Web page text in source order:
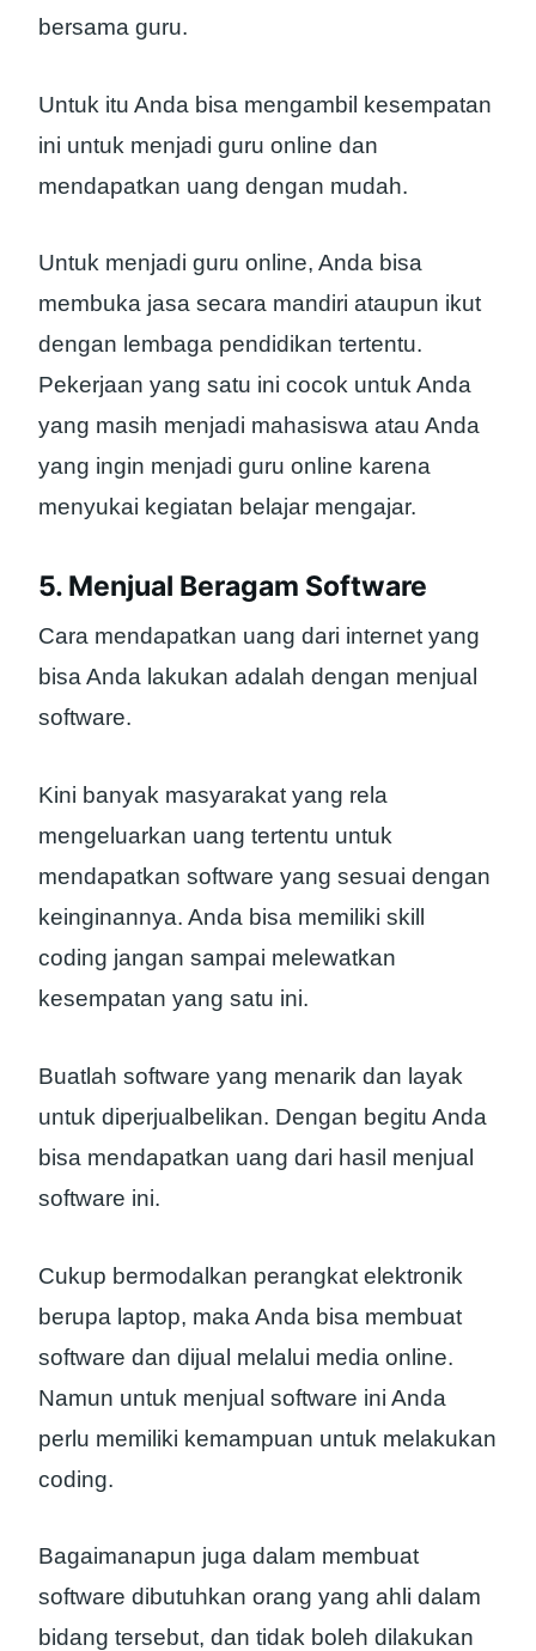
bersama guru.
Untuk itu Anda bisa mengambil kesempatan
ini untuk menjadi guru online dan
mendapatkan uang dengan mudah.
Untuk menjadi guru online, Anda bisa
membuka jasa secara mandiri ataupun ikut
dengan lembaga pendidikan tertentu.
Pekerjaan yang satu ini cocok untuk Anda
yang masih menjadi mahasiswa atau Anda
yang ingin menjadi guru online karena
menyukai kegiatan belajar mengajar.
5. Menjual Beragam Software
Cara mendapatkan uang dari internet yang
bisa Anda lakukan adalah dengan menjual
software.
Kini banyak masyarakat yang rela
mengeluarkan uang tertentu untuk
mendapatkan software yang sesuai dengan
keinginannya. Anda bisa memiliki skill
coding jangan sampai melewatkan
kesempatan yang satu ini.
Buatlah software yang menarik dan layak
untuk diperjualbelikan. Dengan begitu Anda
bisa mendapatkan uang dari hasil menjual
software ini.
Cukup bermodalkan perangkat elektronik
berupa laptop, maka Anda bisa membuat
software dan dijual melalui media online.
Namun untuk menjual software ini Anda
perlu memiliki kemampuan untuk melakukan
coding.
Bagaimanapun juga dalam membuat
software dibutuhkan orang yang ahli dalam
bidang tersebut, dan tidak boleh dilakukan